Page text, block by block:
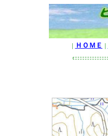
ＨＯＭＥ